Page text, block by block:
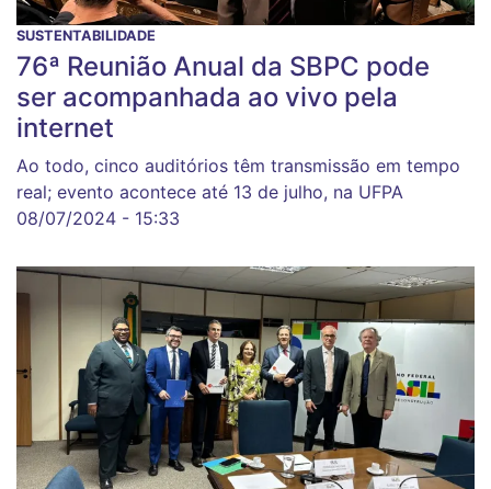
SUSTENTABILIDADE
76ª Reunião Anual da SBPC pode
ser acompanhada ao vivo pela
internet
Ao todo, cinco auditórios têm transmissão em tempo
real; evento acontece até 13 de julho, na UFPA
08/07/2024 - 15:33